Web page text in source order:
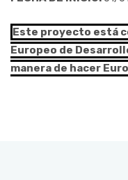
Este proyecto está
Europeo de
manera de hacer